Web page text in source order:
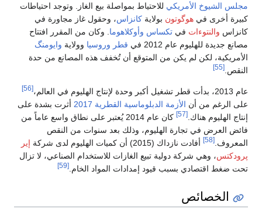
مجلس الشيوخ الأمريكي للاحتياط بمواصلة بيع الغاز. وتوجد احتياطات
كبيرة أخرى في هوگوتون بولاية كانزاس، وحقول غاز مجاورة في
كانزاس والنتوءات في تكساس وأوكلاهوما . وكان من المقرر افتتاح
مصانع جديدة للهليوم عام 2012 في
قطر وروسيا وولاية وايومنگ
الأمريكية، لكن لم يكن من المتوقع أن تُخفف هذه المصانع من حدة
النقص. [55]
عام 2013، بدأت قطر تشغيل أكبر وحدة لإنتاج الهليوم في العالم، [56]
على الرغم من أن الأزمة الدبلوماسية القطرية 2017
أثرت بشدة على
إنتاج الهليوم هناك. [57]
كان عام 2014 يُعتبر على نطاق واسع عاماً من
فائض العرض في تجارة الهليوم، وذلك بعد سنوات من النقص
المعروف. [58] أفادت نازداك (2015) أن كميات الهليوم لدى شركة
إير
پرودكتس، وهي شركة دولية تبيع الغازات للاستخدام الصناعي، لا تزال
تحت ضغط اقتصادي بسبب قيود إمدادات المواد الخام. [59]
الخصائص